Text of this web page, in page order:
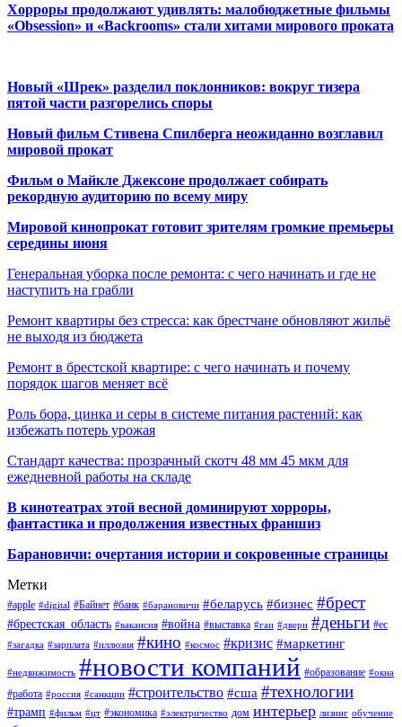
Хорроры продолжают удивлять: малобюджетные фильмы
«Obsession» и «Backrooms» стали хитами мирового проката
Новый «Шрек» разделил поклонников: вокруг тизера
пятой части разгорелись споры
Новый фильм Стивена Спилберга неожиданно возглавил
мировой прокат
Фильм о Майкле Джексоне продолжает собирать
рекордную аудиторию по всему миру
Мировой кинопрокат готовит зрителям громкие премьеры
середины июня
Генеральная уборка после ремонта: с чего начинать и где не
наступить на грабли
Ремонт квартиры без стресса: как брестчане обновляют жильё
не выходя из бюджета
Ремонт в брестской квартире: с чего начинать и почему
порядок шагов меняет всё
Роль бора, цинка и серы в системе питания растений: как
избежать потерь урожая
Стандарт качества: прозрачный скотч 48 мм 45 мкм для
ежедневной работы на складе
В кинотеатрах этой весной доминируют хорроры,
фантастика и продолжения известных франшиз
Барановичи: очертания истории и сокровенные страницы
Метки
#apple #digital #Байнет #банк #барановичи #беларусь #бизнес #брест
#брестская_область #вакансия #война #выставка #гаи #двери #деньги #ес
#загадка #зарплата #иллюзия #кино #космос #кризис #маркетинг
#недвижимость #новости компаний #образование #окна
#работа #россия #санкции #строительство #сша #технологии
#трамп #фильм #цт #экономика #электричество дом интерьер лизинг обучение